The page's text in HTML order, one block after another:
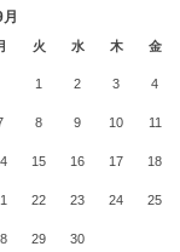
火 水 木 金
1 2 3 4
8 9 10 11
15 16 17 18
22 23 24 25
29 30